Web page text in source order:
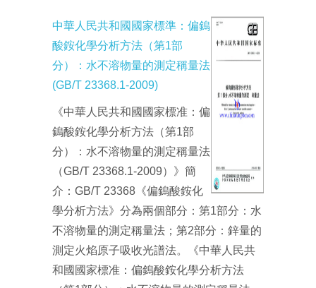
中華人民共和國國家標準：偏鎢
酸銨化學分析方法（第1部
分）：水不溶物量的測定稱量法
(GB/T 23368.1-2009)
《中華人民共和國國家標准：偏
鎢酸銨化學分析方法（第1部
分）：水不溶物量的測定稱量法
（GB/T 23368.1-2009）》簡
介：GB/T 23368《偏鎢酸銨化
學分析方法》分為兩個部分：第1部分：水
不溶物量的測定稱量法；第2部分：鋅量的
測定火焰原子吸收光譜法。《中華人民共
和國國家標准：偏鎢酸銨化學分析方法